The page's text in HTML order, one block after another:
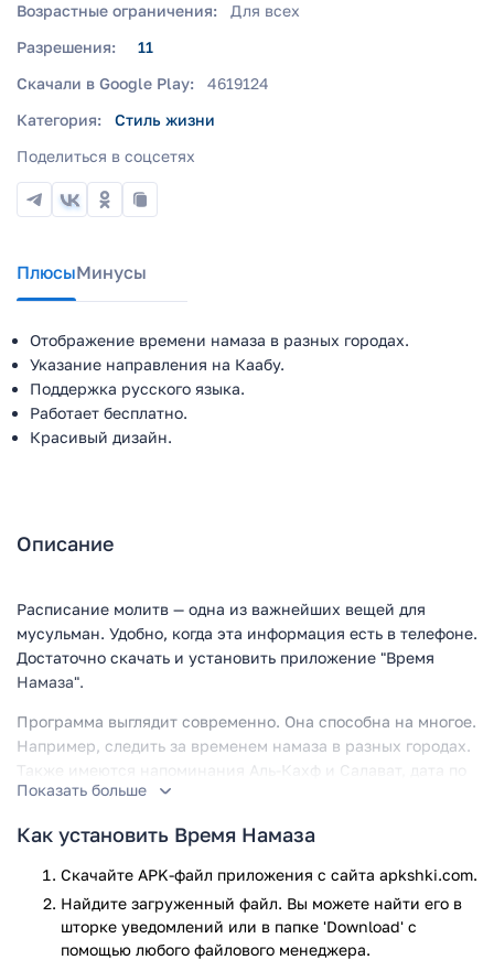
Возрастные ограничения:
Для всех
Разрешения:
11
Скачали в Google Play:
4619124
Категория:
Стиль жизни
Поделиться в соцсетях
ПлюсыМинусы
Отображение времени намаза в разных городах.
Указание направления на Каабу.
Поддержка русского языка.
Работает бесплатно.
Красивый дизайн.
Описание
Расписание молитв — одна из важнейших вещей для
мусульман. Удобно, когда эта информация есть в телефоне.
Достаточно скачать и установить приложение "Время
Намаза".
Программа выглядит современно. Она способна на многое.
Например, следить за временем намаза в разных городах.
Также имеются напоминания Аль-Кахф и Салават, дата по
Хиджре и направление на Каабу.
Нужен Хадис дня? Нет проблем. Кроме того, в наличии
Перечисленное — лишь малая часть функций.
Расписание вычисляется автоматически - в зависимости
от местоположения. На выбор - 7 методов расчета. Помимо
Показать больше
Как установить Время Намаза
Скачайте APK-файл приложения с сайта apkshki.com.
Найдите загруженный файл. Вы можете найти его в
шторке уведомлений или в папке 'Download' с
помощью любого файлового менеджера.